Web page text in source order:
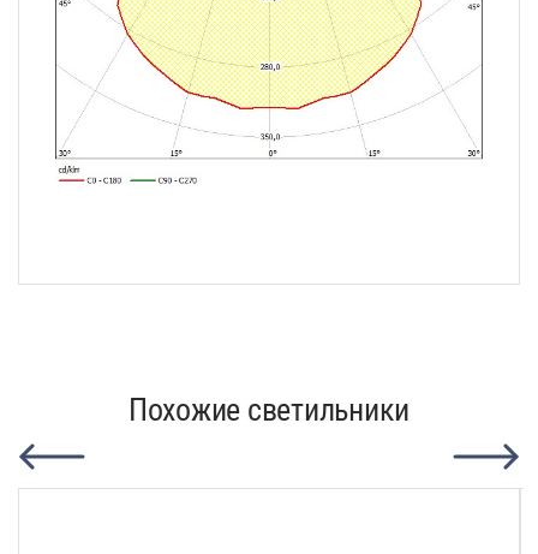
Похожие светильники